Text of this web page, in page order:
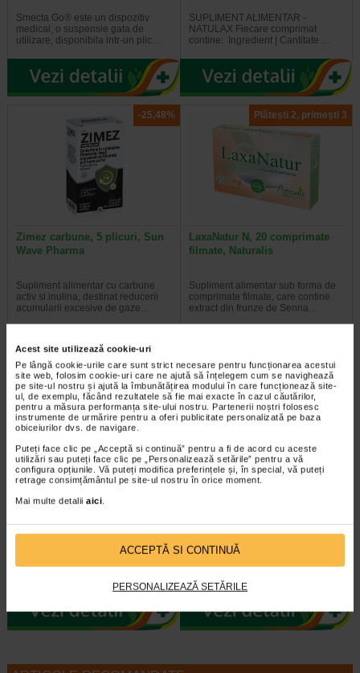
Acest site utilizează cookie-uri
Pe lângă cookie-urile care sunt strict necesare pentru funcționarea acestui
site web, folosim cookie-uri care ne ajută să înțelegem cum se navighează
pe site-ul nostru și ajută la îmbunătățirea modului în care funcționează site-
ul, de exemplu, făcând rezultatele să fie mai exacte în cazul căutărilor,
pentru a măsura performanța site-ului nostru. Partenerii noștri folosesc
instrumente de urmărire pentru a oferi publicitate personalizată pe baza
obiceiurilor dvs. de navigare.
Puteți face clic pe „Acceptă si continuă” pentru a fi de acord cu aceste
utilizări sau puteți face clic pe „Personalizează setările” pentru a vă
configura opțiunile. Vă puteți modifica preferințele și, în special, vă puteți
retrage consimțământul pe site-ul nostru în orice moment.
Mai multe detalii aici.
ACCEPTĂ SI CONTINUĂ
PERSONALIZEAZĂ SETĂRILE
Smecta Go® este un dispozitiv
medical, o suspensie gata de
utilizare, disponibila intr-un plic…
SUPLIMENT ALIMENTAR -
NATULAX Fiecare comprimat
contine: Ingredient | Cantitate …
-25,48%
Zimez carbune, 5 plicuri, Sun
Wave Pharma
Supliment alimentar cu carbune
activ si inulina, destinat reducerii
acumularii excesive de gaze…
Plătești 2, primești 3
LaxaNatur N, 20 comprimate
filmate, Naturalis
Supliment alimentar sub forma de
comprimate filmate, care contine
extract din frunze de Senna…
Plătești 2, primești 3
ProbioSuport Forte, 10
Naturalis ProbioSuport Forte este
un supliment alimentar formulat cu
Plătești 2, primești 3
Naturalis ProbioSuport COMPLEX
este un supliment alimentar cu